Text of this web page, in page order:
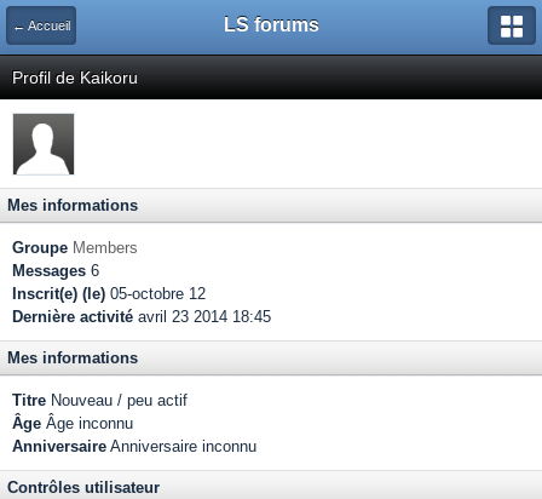
← Accueil LS forums
Profil de Kaikoru
Mes informations
Groupe Members
Messages 6
Inscrit(e) (le) 05-octobre 12
Dernière activité avril 23 2014 18:45
Mes informations
Titre Nouveau / peu actif
Âge Âge inconnu
Anniversaire Anniversaire inconnu
Contrôles utilisateur